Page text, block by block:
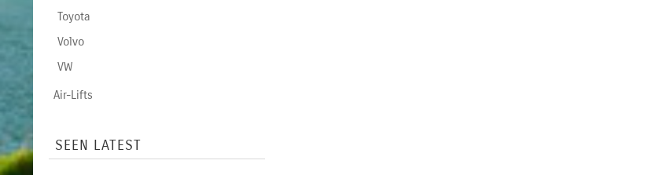
Toyota
Volvo
VW
Air-Lifts
SEEN LATEST